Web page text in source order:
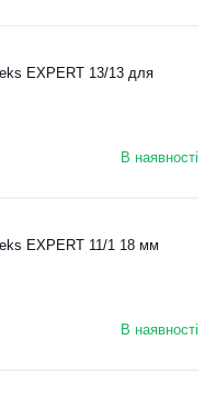
EXPERT 13/13 для
В наявності
EXPERT 11/1 18 мм
В наявності